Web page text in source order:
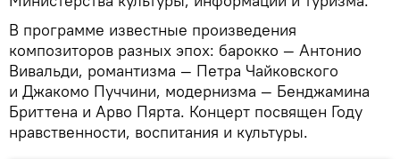
В программе известные произведения
композиторов разных эпох: барокко — Антонио
Вивальди, романтизма — Петра Чайковского
и Джакомо Пуччини, модернизма — Бенджамина
Бриттена и Арво Пярта. Концерт посвящен Году
нравственности, воспитания и культуры.